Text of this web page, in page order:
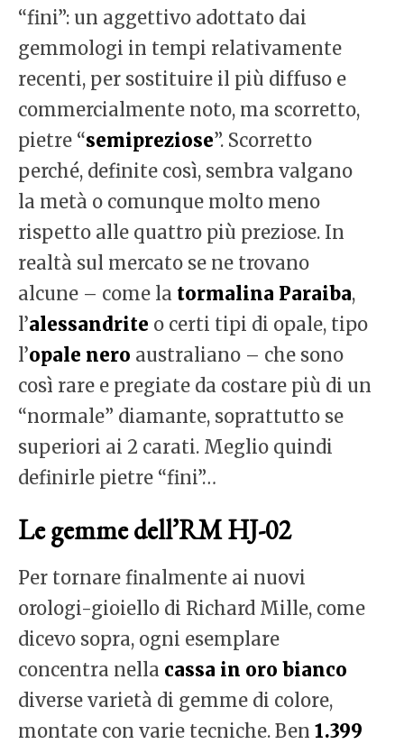
“fini”: un aggettivo adottato dai
gemmologi in tempi relativamente
recenti, per sostituire il più diffuso e
commercialmente noto, ma scorretto,
pietre “semipreziose”. Scorretto
perché, definite così, sembra valgano
la metà o comunque molto meno
rispetto alle quattro più preziose. In
realtà sul mercato se ne trovano
alcune – come la tormalina Paraiba,
l’alessandrite o certi tipi di opale, tipo
l’opale nero australiano – che sono
così rare e pregiate da costare più di un
“normale” diamante, soprattutto se
superiori ai 2 carati. Meglio quindi
definirle pietre “fini”…
Le gemme dell’RM HJ-02
Per tornare finalmente ai nuovi
orologi-gioiello di Richard Mille, come
dicevo sopra, ogni esemplare
concentra nella cassa in oro bianco
diverse varietà di gemme di colore,
montate con varie tecniche. Ben 1.399